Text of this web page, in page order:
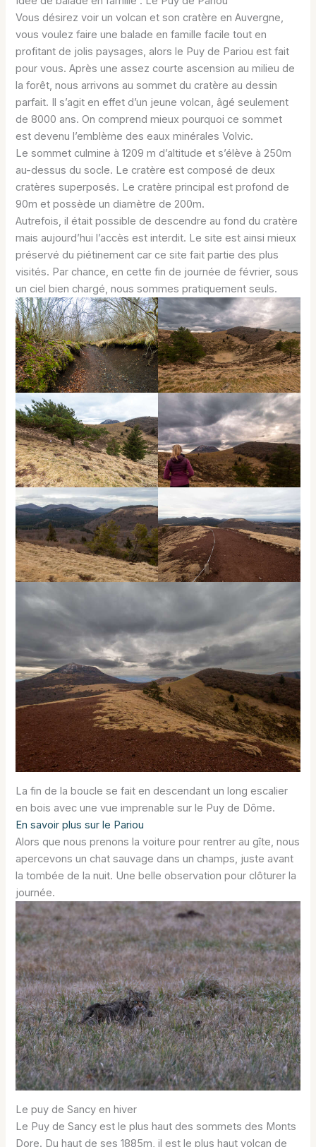
Vous désirez voir un volcan et son cratère en Auvergne,
vous voulez faire une balade en famille facile tout en
profitant de jolis paysages, alors le Puy de Pariou est fait
pour vous. Après une assez courte ascension au milieu de
la forêt, nous arrivons au sommet du cratère au dessin
parfait. Il s’agit en effet d’un jeune volcan, âgé seulement
de 8000 ans. On comprend mieux pourquoi ce sommet
est devenu l’emblème des eaux minérales Volvic.
Le sommet culmine à 1209 m d’altitude et s’élève à 250m
au-dessus du socle. Le cratère est composé de deux
cratères superposés. Le cratère principal est profond de
90m et possède un diamètre de 200m.
Autrefois, il était possible de descendre au fond du cratère
mais aujourd’hui l’accès est interdit. Le site est ainsi mieux
préservé du piétinement car ce site fait partie des plus
visités. Par chance, en cette fin de journée de février, sous
un ciel bien chargé, nous sommes pratiquement seuls.
La fin de la boucle se fait en descendant un long escalier
en bois avec une vue imprenable sur le Puy de Dôme.
En savoir plus sur le Pariou
Alors que nous prenons la voiture pour rentrer au gîte, nous
apercevons un chat sauvage dans un champs, juste avant
la tombée de la nuit. Une belle observation pour clôturer la
journée.
Le puy de Sancy en hiver
Le Puy de Sancy est le plus haut des sommets des Monts
Dore. Du haut de ses 1885m, il est le plus haut volcan de